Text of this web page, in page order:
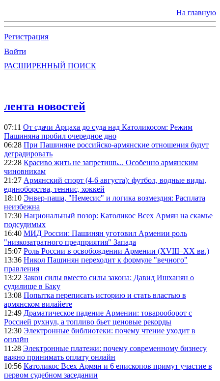
На главную
Регистрация
Войти
РАСШИРЕННЫЙ ПОИСК
лента новостей
07:11 От сдачи Арцаха до суда над Католикосом: Режим
Пашиняна пробил очередное дно
06:28 При Пашиняне российско-армянские отношения будут
деградировать
22:28 Красиво жить не запретишь... Особенно армянским
чиновникам
21:27 Армянский спорт (4-6 августа): футбол, водные виды,
единоборства, теннис, хоккей
18:10 Энвер-паша, "Немесис" и логика возмездия: Расплата
неизбежна
17:30 Национальный позор: Католикос Всех Армян на скамье
подсудимых
16:40 МИД России: Пашинян уготовил Армении роль
"низкозатратного предприятия" Запада
15:07 Роль России в освобождении Армении (XVIII–XX вв.)
13:36 Никол Пашинян переходит к формуле "вечного"
правления
13:22 Закон силы вместо силы закона: Давид Ишханян о
судилище в Баку
13:08 Попытка переписать историю и стать властью в
армянском вилайете
12:49 Драматическое падение Армении: товарооборот с
Россией рухнул, а топливо бьет ценовые рекорды
12:30 Электронные библиотеки: почему чтение уходит в
онлайн
11:28 Электронные платежи: почему современному бизнесу
важно принимать оплату онлайн
10:56 Католикос Всех Армян и 6 епископов примут участие в
первом судебном заседании